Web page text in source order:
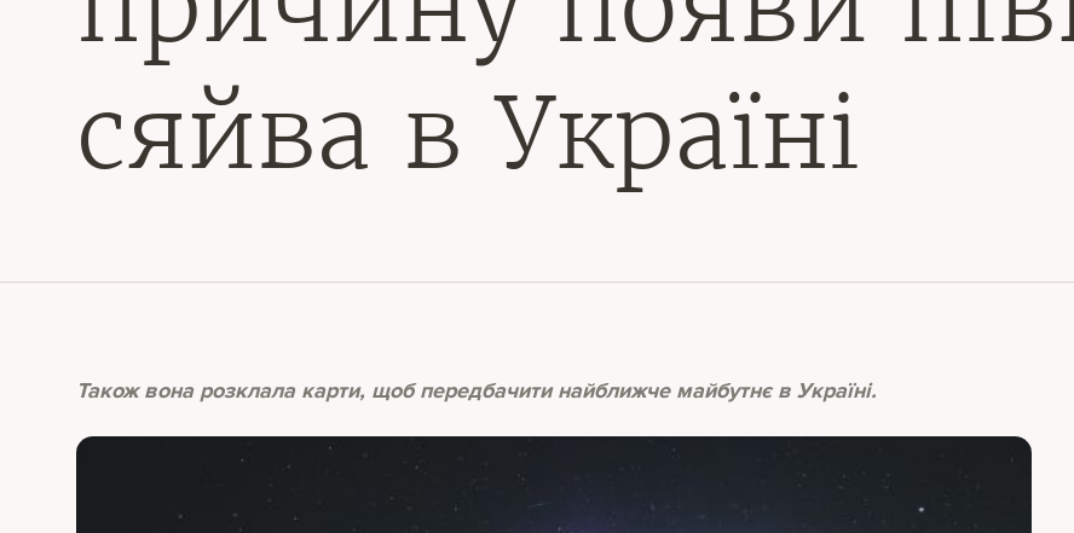
сяйва в Україні
Також вона розклала карти, щоб передбачити найближче майбутнє в Україні.